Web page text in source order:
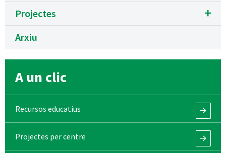
Projectes
Arxiu
A un clic
Recursos educatius
Projectes per centre